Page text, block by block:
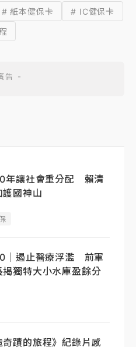
# 紙本健保卡
# IC健保卡
年讓社會重分配 賴清
護國神山
｜遏止醫療浮濫 前軍
揭獨特大小水庫盈餘分
奇蹟的旅程》紀錄片感